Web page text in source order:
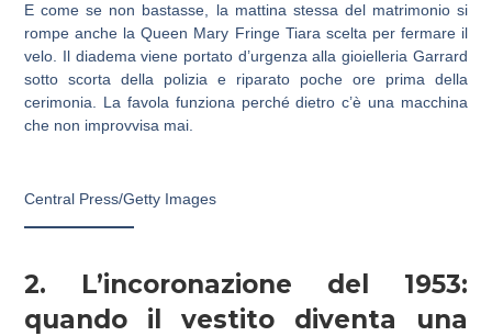
E come se non bastasse, la mattina stessa del matrimonio si
rompe anche la Queen Mary Fringe Tiara scelta per fermare il
velo. Il diadema viene portato d’urgenza alla gioielleria Garrard
sotto scorta della polizia e riparato poche ore prima della
cerimonia. La favola funziona perché dietro c’è una macchina
che non improvvisa mai.
Central Press/Getty Images
2. L’incoronazione del 1953:
quando il vestito diventa una